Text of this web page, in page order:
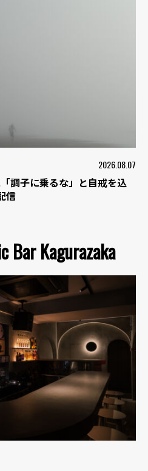
2026.08.07
調子に乗るな」と自戒を込
信
Bar Kagurazaka